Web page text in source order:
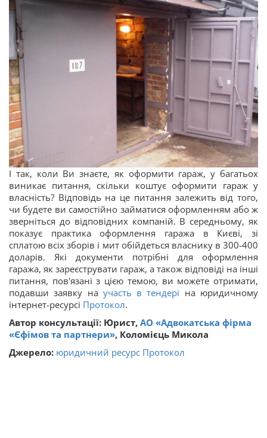
І так, коли Ви знаєте, як оформити гараж, у багатьох
виникає питання, скільки коштує оформити гараж у
власність? Відповідь на це питання залежить від того,
чи будете ви самостійно займатися оформленням або ж
зверніться до відповідних компаній. В середньому, як
показує практика оформлення гаража в Києві, зі
сплатою всіх зборів і мит обійдеться власнику в 300-400
доларів. Які документи потрібні для оформлення
гаража, як зареєструвати гараж, а також відповіді на інші
питання, пов'язані з цією темою, ви можете отримати,
подавши заявку на участь в тендері на юридичному
інтернет-ресурсі Протокол.
Автор консультації: Юрист, АО «Адвокатська фірма
«Єфімов та партнери», Коломієць Микола
Джерело: юридичний ресурс Протокол